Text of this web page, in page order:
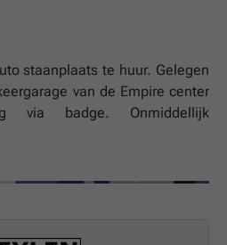
staanplaats te huur. Gelegen
van de Empire center
via badge. Onmiddellijk